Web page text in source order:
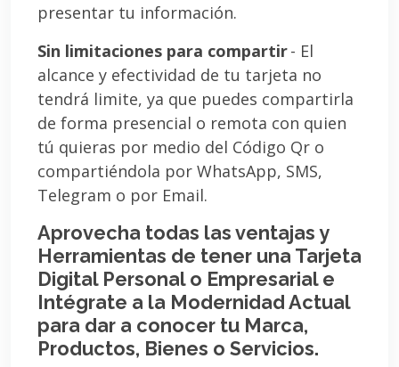
presentar tu información.
Sin limitaciones para compartir- El
alcance y efectividad de tu tarjeta no
tendrá limite, ya que puedes compartirla
de forma presencial o remota con quien
tú quieras por medio del Código Qr o
compartiéndola por WhatsApp, SMS,
Telegram o por Email.
Aprovecha todas las ventajas y
Herramientas de tener una Tarjeta
Digital Personal o Empresarial e
Intégrate a la Modernidad Actual
para dar a conocer tu Marca,
Productos, Bienes o Servicios.